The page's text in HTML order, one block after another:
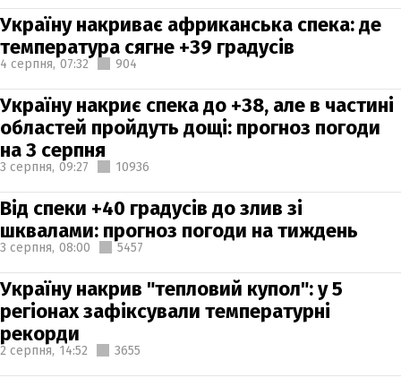
Україну накриває африканська спека: де
температура сягне +39 градусів
4 серпня, 07:32 904
Україну накриє спека до +38, але в частині
областей пройдуть дощі: прогноз погоди
на 3 серпня
3 серпня, 09:27 10936
Від спеки +40 градусів до злив зі
шквалами: прогноз погоди на тиждень
3 серпня, 08:00 5457
Україну накрив "тепловий купол": у 5
регіонах зафіксували температурні
рекорди
2 серпня, 14:52 3655